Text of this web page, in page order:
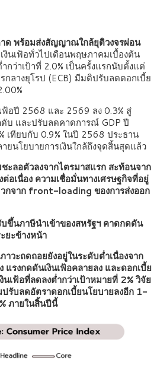
ด พร้อมส่งสัญญาณใกล้ยุติวงจรผ่อน
งินเฟ้อทั่วไปเดือนพฤษภาคมเบื้องต้น
กว่าเป้าที่ 2.0% เป็นครั้งแรกนับตั้งแต่
ลางยุโรป (ECB) มีมติปรับลดดอกเบี้ย
อปี 2568 และ 2569 ลง 0.3% สู่
ดับ และปรับลดคาดการณ์ GDP ปี
เทียบกับ 0.9% ในปี 2568 ประธาน
ยนโยบายการเงินใกล้ถึงจุดสิ้นสุดแล้ว
ะลอตัวลงจากไตรมาสแรก สะท้อนจาก
อเนื่อง ความเชื่อมั่นทางเศรษฐกิจที่อยู่
กจาก front-loading ของการส่งออก
ขึ้นภาษีนำเข้าของสหรัฐฯ คาดกดดัน
ยะข้างหน้า
าวะถดถอยยังอยู่ในระดับต่ำเนื่องจาก
แรงกดดันเงินเฟ้อคลายลง และดอกเบี้ย
เฟ้อที่ลดลงต่ำกว่าเป้าหมายที่ 2% วิจัย
รับลดอัตราดอกเบี้ยนโยบายลงอีก 1-
ภายในสิ้นปีนี้